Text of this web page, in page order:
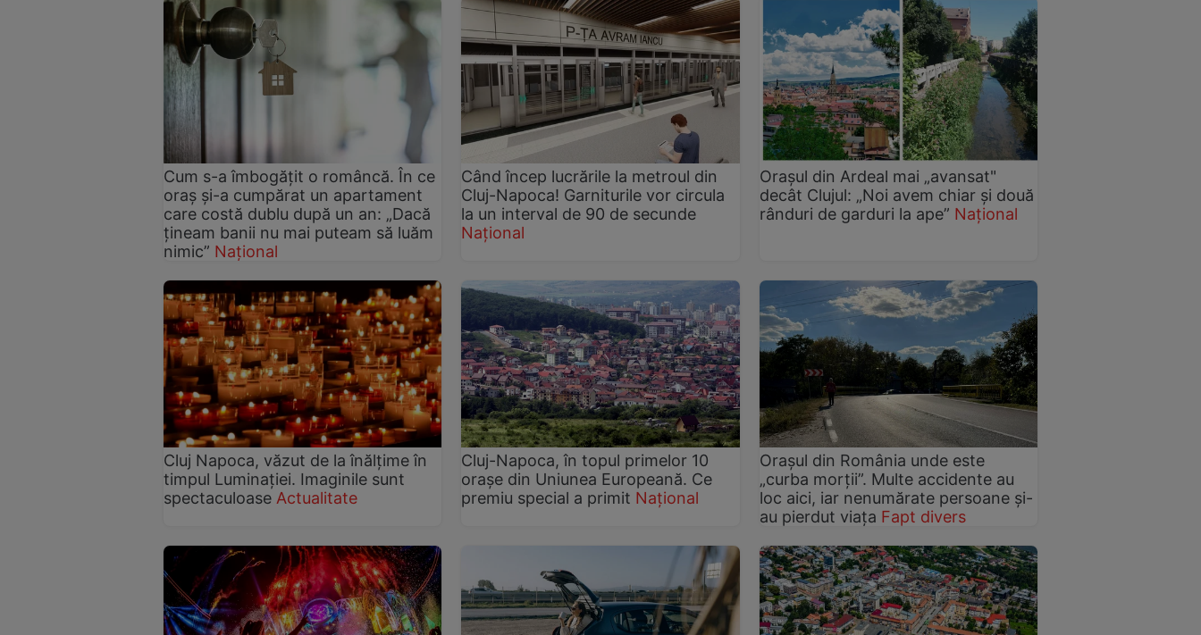
Cum s-a îmbogățit o româncă. În ce
oraș și-a cumpărat un apartament
care costă dublu după un an: „Dacă
ţineam banii nu mai puteam să luăm
nimic” Național
Când încep lucrările la metroul din
Cluj-Napoca! Garniturile vor circula
la un interval de 90 de secunde
Național
Orașul din Ardeal mai „avansat"
decât Clujul: „Noi avem chiar și două
rânduri de garduri la ape” Național
Cluj Napoca, văzut de la înălțime în
timpul Luminației. Imaginile sunt
spectaculoase Actualitate
Cluj-Napoca, în topul primelor 10
orașe din Uniunea Europeană. Ce
premiu special a primit Național
Orașul din România unde este
„curba morții”. Multe accidente au
loc aici, iar nenumărate persoane și-
au pierdut viața Fapt divers